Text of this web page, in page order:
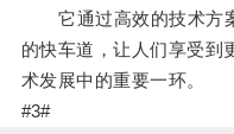
它通过高效的技术方
的快车道，让人们享受到
术发展中的重要一环。
#3#